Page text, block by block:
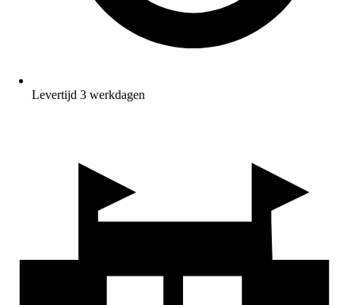
Levertijd 3 werkdagen